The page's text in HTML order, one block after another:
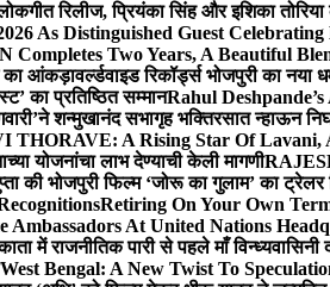
रिलीज, प्रियंका सिंह और इशिका तोरिया
As Distinguished Guest
Completes Two Years, A Beautiful
का आंकड़ावर्ल्डवाइड रिकॉर्ड्स भोजपुरी का
का प्रतिष्ठित सम्मानRahul
शन्मुखानंद सभागृह भक्तिरसात न्हाऊन
THORAVE: A Rising Star Of Lavani,
योजनांचा लाभ देण्याची केली मागणी
की भोजपुरी फिल्म ‘जोरू का गुलाम’ का
Retiring On Your Own
At United Nations
में राजनीतिक पारी से पहले माँ विन्ध्यवासिनी
West Bengal: A New Twist To